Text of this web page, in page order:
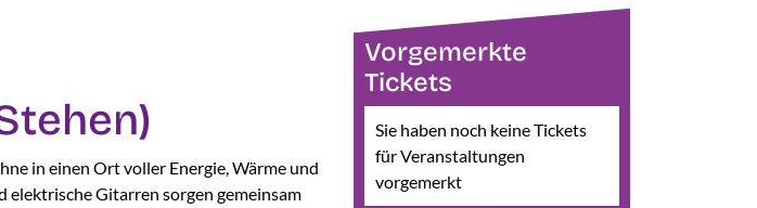
in einen Ort voller Energie, Wärme und
elektrische Gitarren sorgen gemeinsam
Vorgemerkte
Tickets
Sie haben noch keine Tickets
für Veranstaltungen
vorgemerkt